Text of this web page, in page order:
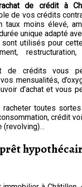
de crédit à
de vos crédits
taux moins élevé,
unique adapté
utilisés pour
de crédits vous
mensualités,
d’achat et vous
toutes
crédit
(revolving)…